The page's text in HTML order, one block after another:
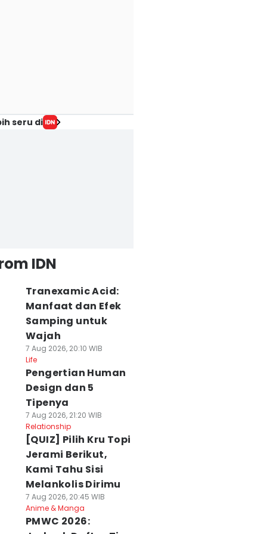
Diri Agar
Kaum
Agu 2026, 20:00 WIB
adidas Rilis Koleksi
FW26 Roots of
Heritage yang
Terinspirasi Batik
Men
seru di
IDN
Tranexamic Acid:
Manfaat dan Efek
Samping untuk
Wajah
7 Aug 2026, 20:10 WIB
Life
Pengertian Human
Design dan 5
Tipenya
7 Aug 2026, 21:20 WIB
Relationship
[QUIZ] Pilih Kru Topi
Jerami Berikut,
Kami Tahu Sisi
Melankolis Dirimu
7 Aug 2026, 20:45 WIB
Anime & Manga
PMWC 2026: